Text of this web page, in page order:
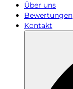
Über uns
Bewertungen
Kontakt